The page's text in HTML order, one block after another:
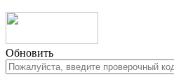
Обновить